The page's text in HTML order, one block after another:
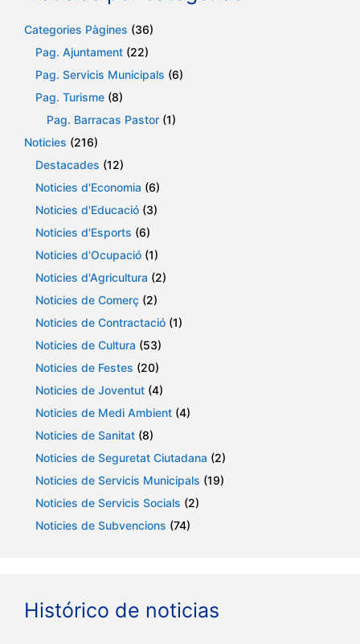
Categories Pàgines (36)
Pag. Ajuntament (22)
Pag. Servicis Municipals (6)
Pag. Turisme (8)
Pag. Barracas Pastor (1)
Noticies (216)
Destacades (12)
Noticies d'Economia (6)
Noticies d'Educació (3)
Noticies d'Esports (6)
Noticies d'Ocupació (1)
Noticies d'Agricultura (2)
Noticies de Comerç (2)
Noticies de Contractació (1)
Noticies de Cultura (53)
Noticies de Festes (20)
Noticies de Joventut (4)
Noticies de Medi Ambient (4)
Noticies de Sanitat (8)
Noticies de Seguretat Ciutadana (2)
Noticies de Servicis Municipals (19)
Noticies de Servicis Socials (2)
Noticies de Subvencions (74)
Histórico de noticias